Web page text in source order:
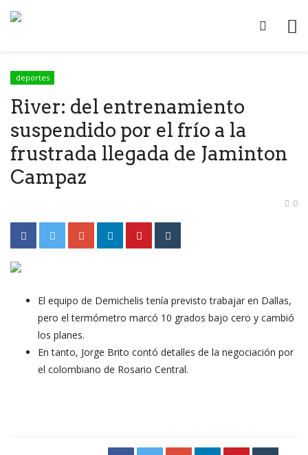
deportes
River: del entrenamiento
suspendido por el frío a la
frustrada llegada de Jaminton
Campaz
0
El equipo de Demichelis tenía previsto trabajar en Dallas,
pero el termómetro marcó 10 grados bajo cero y cambió
los planes.
En tanto, Jorge Brito contó detalles de la negociación por
el colombiano de Rosario Central.